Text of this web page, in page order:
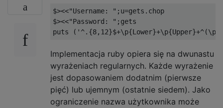
$><<"Username: ";u=gets.chop
$><<"Password: ";gets
Implementacja ruby ​​opiera się na dwunastu
wyrażeniach regularnych. Każde wyrażenie
jest dopasowaniem dodatnim (pierwsze
pięć) lub ujemnym (ostatnie siedem). Jako
ograniczenie nazwa użytkownika może